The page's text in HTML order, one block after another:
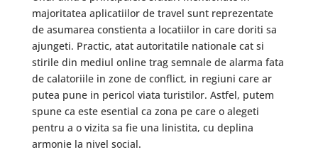
majoritatea aplicatiilor de travel sunt reprezentate
de asumarea constienta a locatiilor in care doriti sa
ajungeti. Practic, atat autoritatile nationale cat si
stirile din mediul online trag semnale de alarma fata
de calatoriile in zone de conflict, in regiuni care ar
putea pune in pericol viata turistilor. Astfel, putem
spune ca este esential ca zona pe care o alegeti
pentru a o vizita sa fie una linistita, cu deplina
armonie la nivel social.